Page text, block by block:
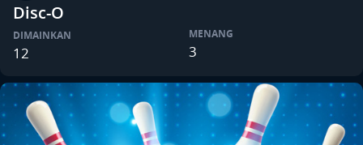
Disc-O
DIMAINKAN
12
MENANG
3